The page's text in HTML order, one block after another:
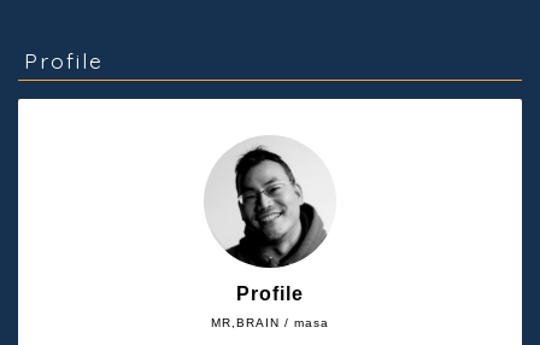
Profile
MR,BRAIN / masa
Profile